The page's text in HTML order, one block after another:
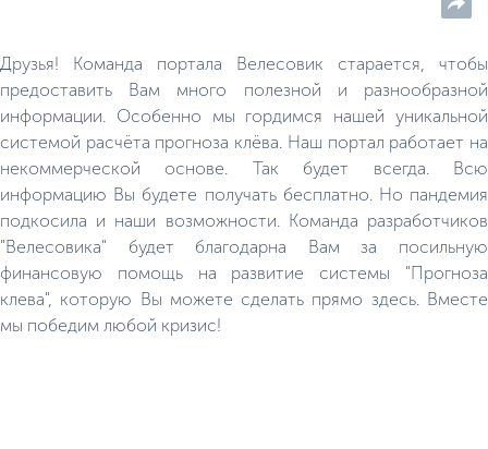
Друзья! Команда портала Велесовик старается, чтобы
предоставить Вам много полезной и разнообразной
информации. Особенно мы гордимся нашей уникальной
системой расчёта прогноза клёва. Наш портал работает на
некоммерческой основе. Так будет всегда. Всю
информацию Вы будете получать бесплатно. Но пандемия
подкосила и наши возможности. Команда разработчиков
"Велесовика" будет благодарна Вам за посильную
финансовую помощь на развитие системы "Прогноза
клева", которую Вы можете сделать прямо здесь. Вместе
мы победим любой кризис!